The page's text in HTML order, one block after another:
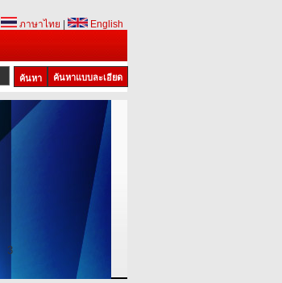
ภาษาไทย
English
ค้นหาแบบละเอียด
3